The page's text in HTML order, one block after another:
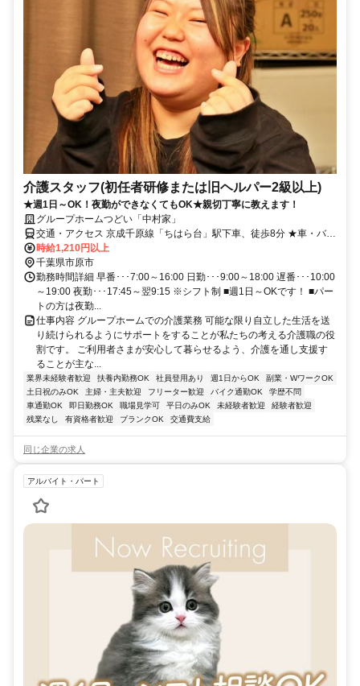
介護スタッフ(初任者研修または旧ヘルパー2級以上)
★週1日～OK！夜勤ができなくてもOK★親切丁寧に教えます！
グループホームつどい「中村家」
交通・アクセス 京成千原線「ちはら台」駅下車、徒歩8分 ★車・バイ
ク・自転車通勤OK（駐車場無料／ガソリン代支給：規定あり）★
時給1,210円以上
千葉県市原市
勤務時間詳細 早番･･･7:00～16:00 日勤･･･9:00～18:00 遅番･･･10:00
～19:00 夜勤･･･17:45～翌9:15 ※シフト制 ■週1日～OKです！ ■パー
トの方は夜勤...
仕事内容 グループホームでの介護業務 可能な限り自立した生活を送
り続けられるようにサポートをすることが私たちの考える介護職の役
割です。 ご利用者さまが安心して暮らせるよう、介護を通し支援す
ることが主な...
業界未経験者歓迎 扶養内勤務OK 社員登用あり 週1日からOK
副業・WワークOK
土日祝のみOK
主婦・主夫歓迎 フリーター歓迎 バイク通勤OK
学歴不問
車通勤OK
即日勤務OK 職場見学可 平日のみOK 未経験者歓迎
経験者歓迎
残業なし
有資格者歓迎 ブランクOK 交通費支給
同じ企業の求人
アルバイト・パート